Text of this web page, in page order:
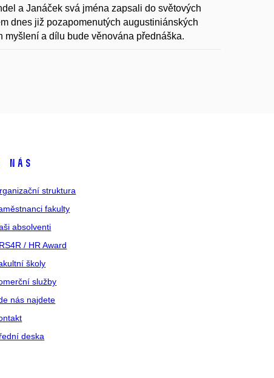
a Janáček svá jména zapsali do světových
dnes již pozapomenutých augustiniánských
a dílu bude věnována přednáška.
nás
struktura
fakulty
absolventi
/ HR Award
školy
služby
nás najdete
deska